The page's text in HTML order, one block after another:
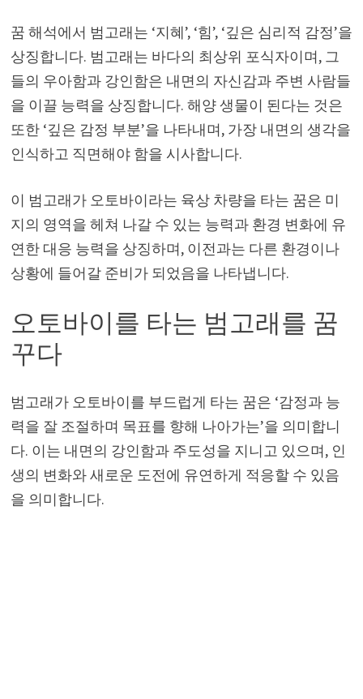
꿈 해석에서 범고래는 ‘지혜’, ‘힘’, ‘깊은 심리적 감정’을
상징합니다. 범고래는 바다의 최상위 포식자이며, 그
들의 우아함과 강인함은 내면의 자신감과 주변 사람들
을 이끌 능력을 상징합니다. 해양 생물이 된다는 것은
또한 ‘깊은 감정 부분’을 나타내며, 가장 내면의 생각을
인식하고 직면해야 함을 시사합니다.
이 범고래가 오토바이라는 육상 차량을 타는 꿈은 미
지의 영역을 헤쳐 나갈 수 있는 능력과 환경 변화에 유
연한 대응 능력을 상징하며, 이전과는 다른 환경이나
상황에 들어갈 준비가 되었음을 나타냅니다.
오토바이를 타는 범고래를 꿈
꾸다
범고래가 오토바이를 부드럽게 타는 꿈은 ‘감정과 능
력을 잘 조절하며 목표를 향해 나아가는’을 의미합니
다. 이는 내면의 강인함과 주도성을 지니고 있으며, 인
생의 변화와 새로운 도전에 유연하게 적응할 수 있음
을 의미합니다.